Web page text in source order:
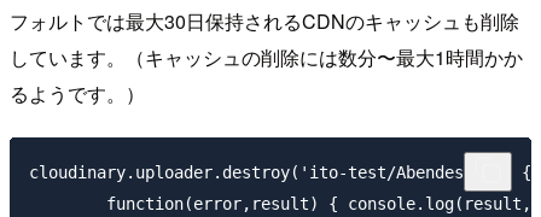
フォルトでは最大30日保持されるCDNのキャッシュも削除
しています。（キャッシュの削除には数分〜最大1時間かか
るようです。）
cloudinary.uploader.destroy('ito-test/